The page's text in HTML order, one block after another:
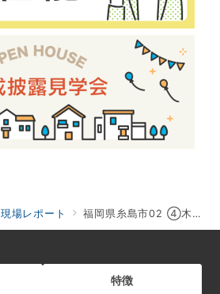
現場レポート 福岡県糸島市02 ④木工事・気密検査
特徴